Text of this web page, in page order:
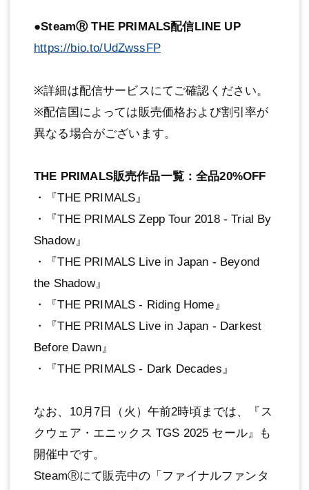
●SteamⓇ THE PRIMALS配信LINE UP
https://bio.to/UdZwssFP
※詳細は配信サービスにてご確認ください。
※配信国によっては販売価格および割引率が
異なる場合がございます。
THE PRIMALS販売作品一覧：全品20%OFF
・『THE PRIMALS』
・『THE PRIMALS Zepp Tour 2018 - Trial By
Shadow』
・『THE PRIMALS Live in Japan - Beyond
the Shadow』
・『THE PRIMALS - Riding Home』
・『THE PRIMALS Live in Japan - Darkest
Before Dawn』
・『THE PRIMALS - Dark Decades』
なお、10月7日（火）午前2時頃までは、『ス
クウェア・エニックス TGS 2025 セール』も
開催中です。
SteamⓇにて販売中の「ファイナルファンタ